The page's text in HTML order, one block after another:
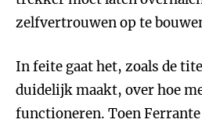
zelfvertrouwen op te
In feite gaat het, zoals de
duidelijk maakt, over hoe
functioneren. Toen